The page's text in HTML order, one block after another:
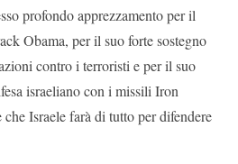
profondo apprezzamento per il
Obama, per il suo forte sostegno
contro i terroristi e per il suo
israeliano con i missili Iron
Israele farà di tutto per difendere